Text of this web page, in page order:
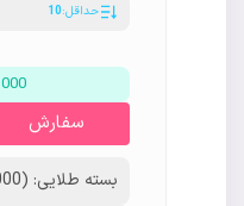
حداقل:10
سفارش
بسته طلایی: (443,000 تومان)